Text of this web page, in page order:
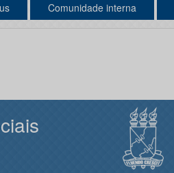
Comunidade interna